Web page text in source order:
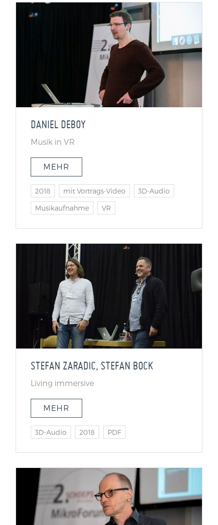
DANIEL DEBOY
Musik in VR
MEHR
2018 mit Vortrags-Video 3D-Audio
Musikaufnahme VR
STEFAN ZARADIC, STEFAN BOCK
Living immersive
MEHR
3D-Audio 2018 PDF